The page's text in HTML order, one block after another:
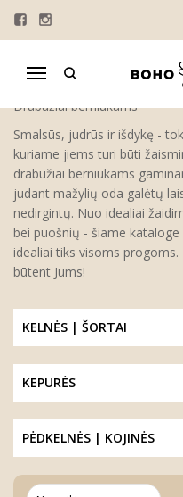
Navigacija
BERNIUKAMS
Drabužiai berniukams
Smalsūs, judrūs ir išdykę -
kuriame jiems turi būti
drabužiai berniukams
judant mažylių oda galėtų
nedirgintų. Nuo idealiai
bei puošnių - šiame
idealiai tiks visoms
būtent Jums!
KELNĖS | ŠORTAI
KEPURĖS
PĖDKELNĖS | KOJINĖS